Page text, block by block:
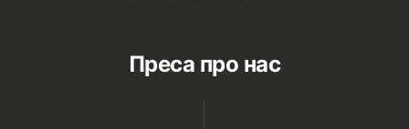
Преса про нас